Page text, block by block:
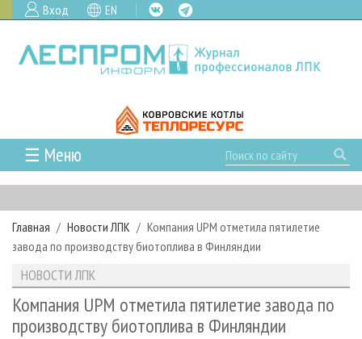
Вход EN
☰ Меню
ГЛАВНАЯ
РУБРИКИ И ТЕМЫ
РУБРИКИ ЖУРНАЛА
ЛЕСОЗАГОТОВКА
ЛЕСОПИЛЕНИЕ
НОВОСТИ
НОВОСТИ ЛПК
НОВОСТИ ЖУРНАЛА
ПРОЕКТЫ ЛПИ
АНАЛИТИКА
ПРЕДПРИЯТИЯ ЛПК
АРХИВ ЖУРНАЛОВ
О ЖУРНАЛЕ
Главная Новости ЛПК
Компания UPM отметила пятилетие
завода по производству биотоплива в Финляндии
НОВОСТИ ЛПК
Компания UPM отметила пятилетие завода по
производству биотоплива в Финляндии